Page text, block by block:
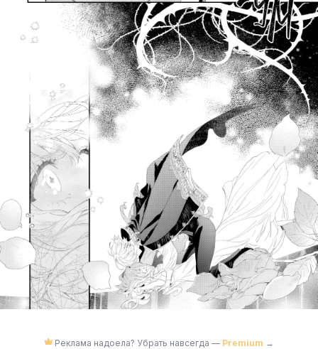
Реклама надоела? Убрать навсегда — Premium →